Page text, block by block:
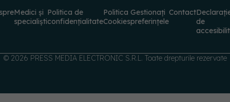
Medici și
specialiști
Politica de
confidențialitate
Politica
Cookies
Gestionați
preferințele
Contact
de
© 2026 PRESS MEDIA ELECTRONIC S.R.L. Toate drepturile rezervate